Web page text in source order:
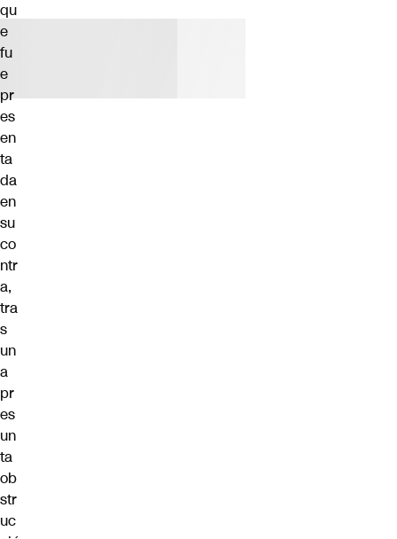
qu
e
fu
e
pr
es
en
ta
da
en
su
co
ntr
a,
tra
s
un
a
pr
es
un
ta
ob
str
uc